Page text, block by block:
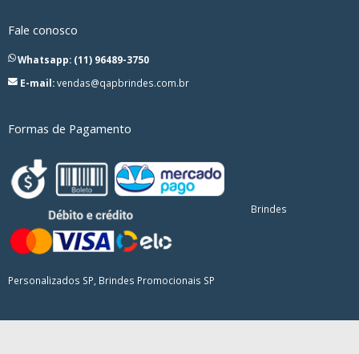
Fale conosco
Whatsapp: (11) 96489-3750
E-mail:vendas@qapbrindes.com.br
Formas de Pagamento
Brindes
Personalizados SP, Brindes Promocionais SP